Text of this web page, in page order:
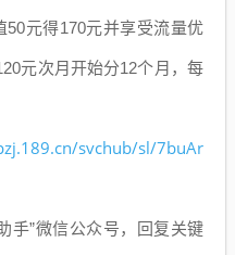
元得170元并享受流量优
元次月开始分12个月，每
svchub/sl/7buAr
手”微信公众号，回复关键